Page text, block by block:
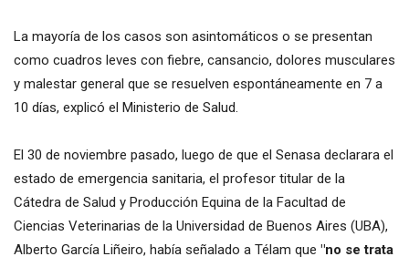
La mayoría de los casos son asintomáticos o se presentan
como cuadros leves con fiebre, cansancio, dolores musculares
y malestar general que se resuelven espontáneamente en 7 a
10 días, explicó el Ministerio de Salud.
El 30 de noviembre pasado, luego de que el Senasa declarara el
estado de emergencia sanitaria, el profesor titular de la
Cátedra de Salud y Producción Equina de la Facultad de
Ciencias Veterinarias de la Universidad de Buenos Aires (UBA),
Alberto García Liñeiro, había señalado a Télam que "no se trata